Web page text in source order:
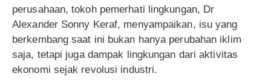
perusahaan, tokoh pemerhati lingkungan, Dr
Alexander Sonny Keraf, menyampaikan, isu yang
berkembang saat ini bukan hanya perubahan iklim
saja, tetapi juga dampak lingkungan dari aktivitas
ekonomi sejak revolusi industri.